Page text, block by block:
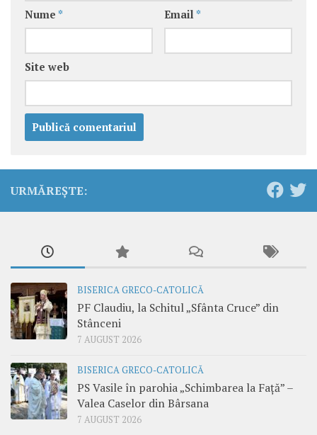
Nume * Email *
Site web
URMĂREȘTE:
BISERICA GRECO-CATOLICĂ
PF Claudiu, la Schitul „Sfânta Cruce” din
Stânceni
7 AUGUST 2026
BISERICA GRECO-CATOLICĂ
PS Vasile în parohia „Schimbarea la Față” –
Valea Caselor din Bârsana
7 AUGUST 2026